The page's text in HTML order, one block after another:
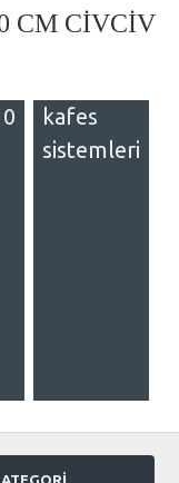
CM CİVCİV
kafes
sistemleri